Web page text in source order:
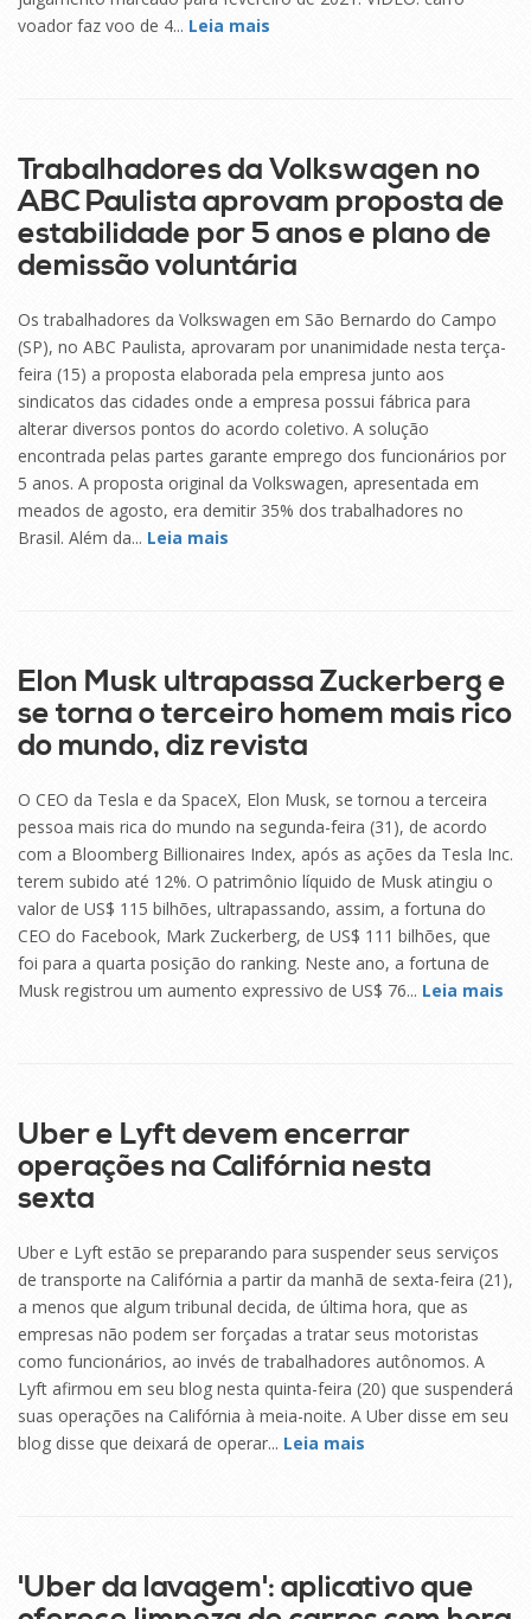
voador faz voo de 4... Leia mais
Trabalhadores da Volkswagen no
ABC Paulista aprovam proposta de
estabilidade por 5 anos e plano de
demissão voluntária
Os trabalhadores da Volkswagen em São Bernardo do Campo
(SP), no ABC Paulista, aprovaram por unanimidade nesta terça-
feira (15) a proposta elaborada pela empresa junto aos
sindicatos das cidades onde a empresa possui fábrica para
alterar diversos pontos do acordo coletivo. A solução
encontrada pelas partes garante emprego dos funcionários por
5 anos. A proposta original da Volkswagen, apresentada em
meados de agosto, era demitir 35% dos trabalhadores no
Brasil. Além da... Leia mais
Elon Musk ultrapassa Zuckerberg e
se torna o terceiro homem mais rico
do mundo, diz revista
O CEO da Tesla e da SpaceX, Elon Musk, se tornou a terceira
pessoa mais rica do mundo na segunda-feira (31), de acordo
com a Bloomberg Billionaires Index, após as ações da Tesla Inc.
terem subido até 12%. O patrimônio líquido de Musk atingiu o
valor de US$ 115 bilhões, ultrapassando, assim, a fortuna do
CEO do Facebook, Mark Zuckerberg, de US$ 111 bilhões, que
foi para a quarta posição do ranking. Neste ano, a fortuna de
Musk registrou um aumento expressivo de US$ 76... Leia mais
Uber e Lyft devem encerrar
operações na Califórnia nesta
sexta
Uber e Lyft estão se preparando para suspender seus serviços
de transporte na Califórnia a partir da manhã de sexta-feira (21),
a menos que algum tribunal decida, de última hora, que as
empresas não podem ser forçadas a tratar seus motoristas
como funcionários, ao invés de trabalhadores autônomos. A
Lyft afirmou em seu blog nesta quinta-feira (20) que suspenderá
suas operações na Califórnia à meia-noite. A Uber disse em seu
blog disse que deixará de operar... Leia mais
'Uber da lavagem': aplicativo que